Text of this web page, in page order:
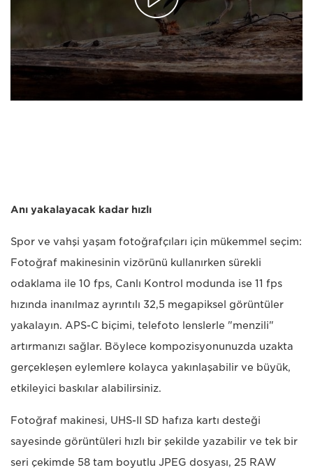
Anı yakalayacak kadar hızlı
Spor ve vahşi yaşam fotoğrafçıları için mükemmel seçim:
Fotoğraf makinesinin vizörünü kullanırken sürekli
odaklama ile 10 fps, Canlı Kontrol modunda ise 11 fps
hızında inanılmaz ayrıntılı 32,5 megapiksel görüntüler
yakalayın. APS-C biçimi, telefoto lenslerle "menzili"
artırmanızı sağlar. Böylece kompozisyonunuzda uzakta
gerçekleşen eylemlere kolayca yakınlaşabilir ve büyük,
etkileyici baskılar alabilirsiniz.
Fotoğraf makinesi, UHS-II SD hafıza kartı desteği
sayesinde görüntüleri hızlı bir şekilde yazabilir ve tek bir
seri çekimde 58 tam boyutlu JPEG dosyası, 25 RAW